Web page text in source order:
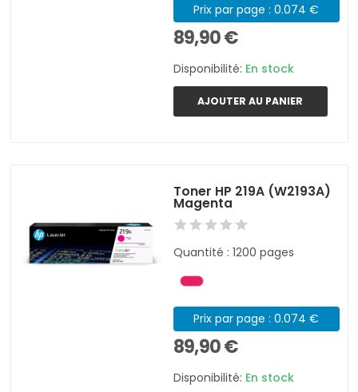
Prix par page : 0.074 €
89,90 €
Disponibilité: En stock
AJOUTER AU PANIER
Toner HP 219A (W2193A)
Magenta
Quantité : 1200 pages
Prix par page : 0.074 €
89,90 €
Disponibilité: En stock